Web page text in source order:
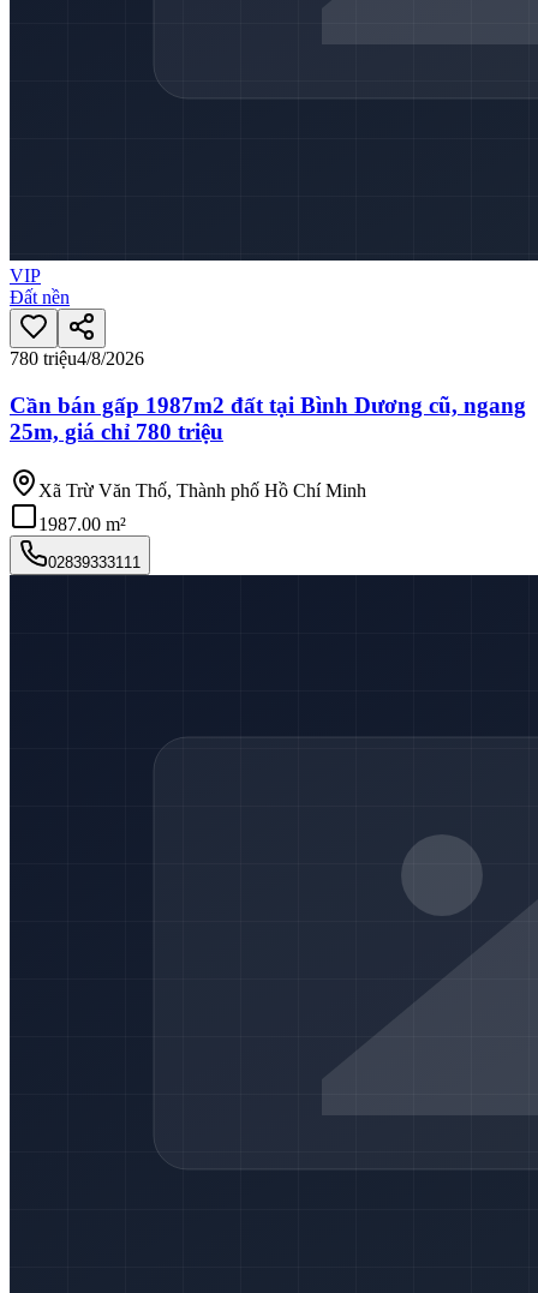
VIP
Đất nền
780 triệu4/8/2026
Cần bán gấp 1987m2 đất tại Bình Dương cũ, ngang
25m, giá chỉ 780 triệu
Xã Trừ Văn Thố, Thành phố Hồ Chí Minh
1987.00 m²
02839333111